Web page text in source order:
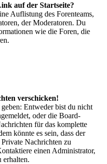
auf der Startseite?
Auflistung des Forenteams,
der Moderatoren. Du
wie die Foren, die
verschicken!
Entweder bist du nicht
oder die Board-
für das komplette
könnte es sein, dass der
Nachrichten zu
einen Administrator,
erhalten.